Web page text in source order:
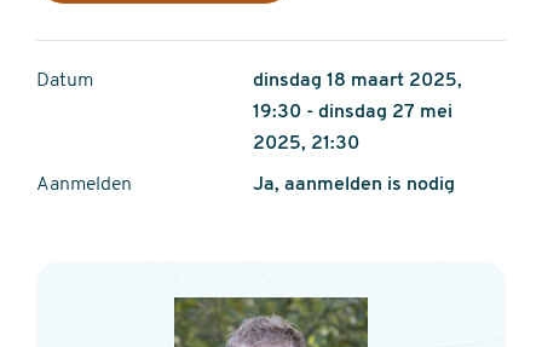
Datum
dinsdag 18 maart 2025,
19:30 - dinsdag 27 mei
2025, 21:30
Aanmelden Ja, aanmelden is nodig